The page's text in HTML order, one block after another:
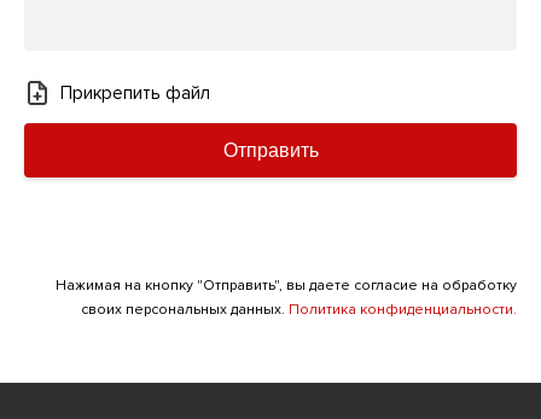
Прикрепить файл
Отправить
Нажимая на кнопку "Отправить", вы даете согласие на обработку
своих персональных данных. Политика конфиденциальности.